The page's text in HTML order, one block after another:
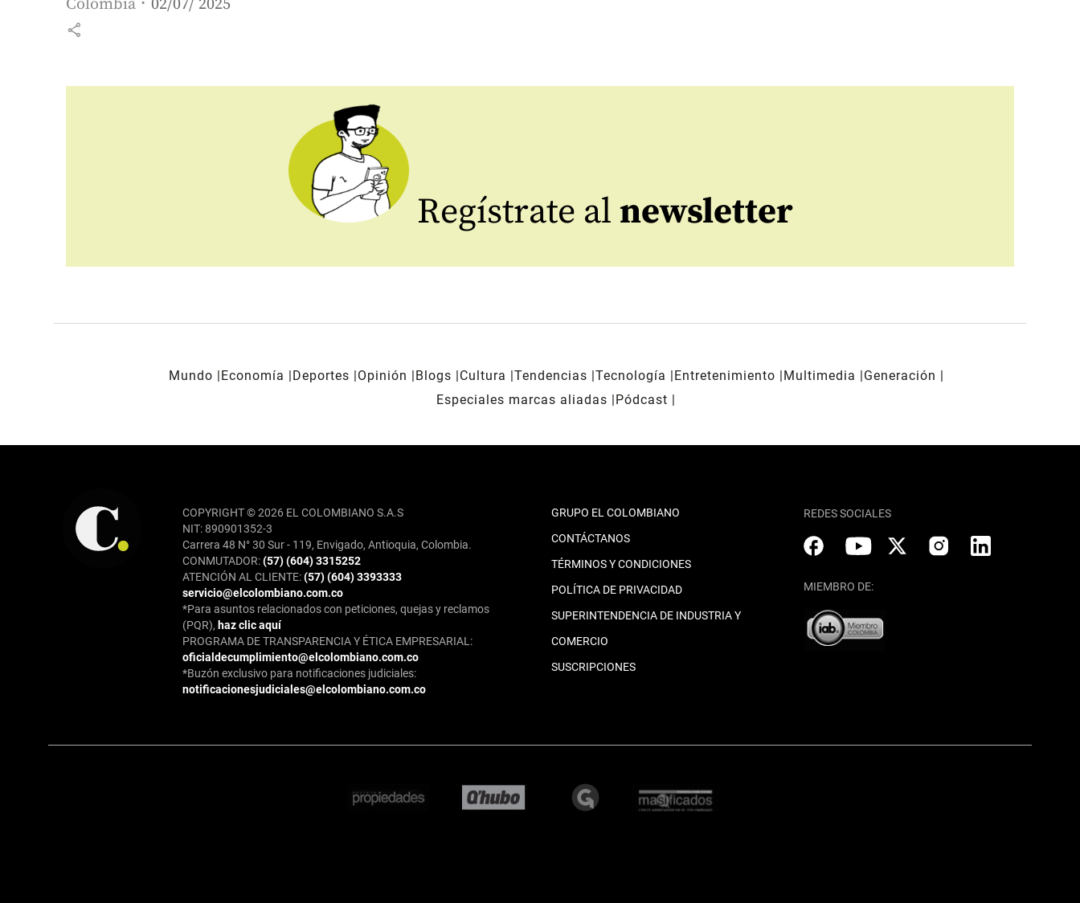
Colombia 02/07/ 2025
share
Regístrate al newsletter
Mundo Economía Deportes Opinión Blogs Cultura Tendencias Tecnología Entretenimiento Multimedia
Generación
Especiales marcas aliadas
Pódcast
COPYRIGHT © 2026 EL COLOMBIANO S.A.S
NIT: 890901352-3
Carrera 48 N° 30 Sur - 119, Envigado, Antioquia, Colombia.
CONMUTADOR:(57) (604) 3315252
ATENCIÓN AL CLIENTE:(57) (604) 3393333
servicio@elcolombiano.com.co
*Para asuntos relacionados con peticiones, quejas y reclamos
(PQR), haz clic aquí
PROGRAMA DE TRANSPARENCIA Y ÉTICA EMPRESARIAL:
oficialdecumplimiento@elcolombiano.com.co
*Buzón exclusivo para notificaciones judiciales:
notificacionesjudiciales@elcolombiano.com.co
GRUPO EL COLOMBIANO
CONTÁCTANOS
TÉRMINOS Y CONDICIONES
POLÍTICA DE PRIVACIDAD
SUPERINTENDENCIA DE INDUSTRIA Y
COMERCIO
SUSCRIPCIONES
REDES SOCIALES
MIEMBRO DE: